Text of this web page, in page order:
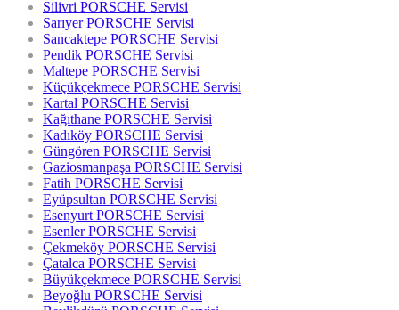
Silivri PORSCHE Servisi
Sarıyer PORSCHE Servisi
Sancaktepe PORSCHE Servisi
Pendik PORSCHE Servisi
Maltepe PORSCHE Servisi
Küçükçekmece PORSCHE Servisi
Kartal PORSCHE Servisi
Kağıthane PORSCHE Servisi
Kadıköy PORSCHE Servisi
Güngören PORSCHE Servisi
Gaziosmanpaşa PORSCHE Servisi
Fatih PORSCHE Servisi
Eyüpsultan PORSCHE Servisi
Esenyurt PORSCHE Servisi
Esenler PORSCHE Servisi
Çekmeköy PORSCHE Servisi
Çatalca PORSCHE Servisi
Büyükçekmece PORSCHE Servisi
Beyoğlu PORSCHE Servisi